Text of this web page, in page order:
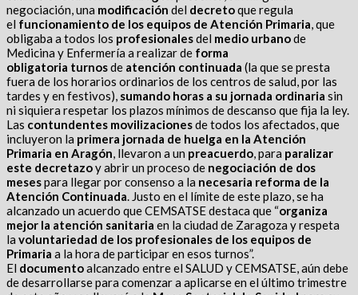
negociación, una modificación del decretoque regula
el funcionamiento de los equipos de Atención Primaria, que
obligaba a todos los profesionalesdel medio urbanode
Medicina y Enfermería a realizar de forma
obligatoria turnosde atención continuada (la que se presta
fuera de los horarios ordinarios de los centros de salud, por las
tardes y en festivos), sumando horas a su jornada ordinaria sin
ni siquiera respetar los plazos mínimos de descanso que fija la ley.
Las contundentes movilizacionesde todos los afectados, que
incluyeron la primera jornada de huelga en la Atención
Primaria en Aragón, llevaron a un preacuerdo, para paralizar
este decretazoy abrir un proceso de negociación de dos
mesespara llegar por consenso a la necesaria reforma de la
Atención Continuada. Justo en el límite de este plazo, se ha
alcanzado un acuerdo que CEMSATSE destaca que “organiza
mejor la atención sanitaria en la ciudad de Zaragoza y respeta
la voluntariedad de los profesionales de los equipos de
Primaria a la hora de participar en esos turnos”.
El documentoalcanzado entre el SALUD y CEMSATSE, aún debe
de desarrollarse para comenzar a aplicarse en el último trimestre